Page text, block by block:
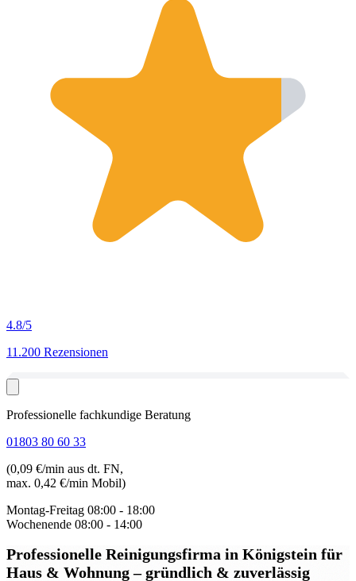
4.8/5
11.200 Rezensionen
Professionelle fachkundige Beratung
01803 80 60 33
(0,09 €/min aus dt. FN,
max. 0,42 €/min Mobil)
Montag-Freitag 08:00 - 18:00
Wochenende 08:00 - 14:00
Professionelle Reinigungsfirma in Königstein für
Haus & Wohnung – gründlich & zuverlässig